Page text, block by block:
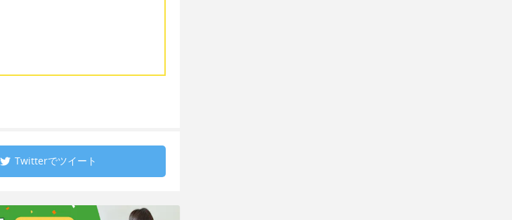
Twitterでツイート